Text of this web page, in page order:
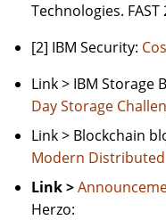
Technologies. FAST
[2] IBM Security:
Link > IBM Storage
Day Storage
Link > Blockchain
Modern
Link >
Herzo: